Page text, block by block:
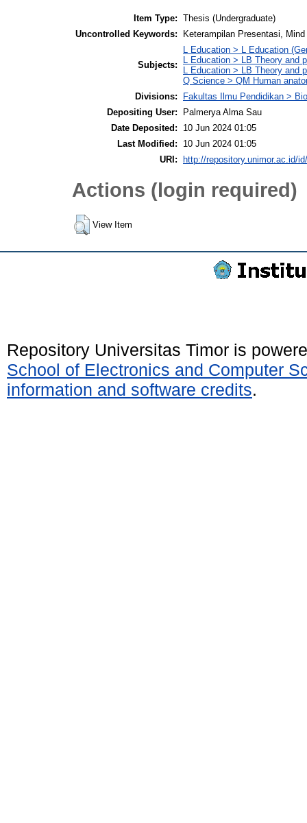
Item Type: Thesis (Undergraduate)
Uncontrolled Keywords:
Keterampilan Presentasi,
Subjects:
L Education > L Education
L Education > LB Theory and
L Education > LB Theory
Q Science > QM Human
Divisions:
Fakultas Ilmu Pendidikan >
Depositing User:
Palmerya Alma Sau
Date Deposited:
10 Jun 2024 01:05
Last Modified:
10 Jun 2024 01:05
URI:
http://repository.unimor.ac.id/
Actions (login required)
View Item
Repository Universitas Timor is
School of Electronics and Computer
information and software credits.